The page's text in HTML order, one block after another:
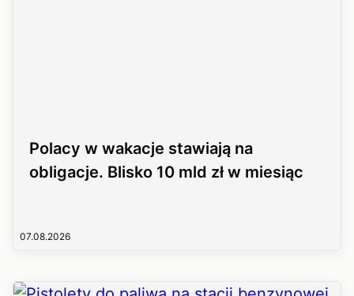
Polacy w wakacje stawiają na
obligacje. Blisko 10 mld zł w miesiąc
07.08.2026